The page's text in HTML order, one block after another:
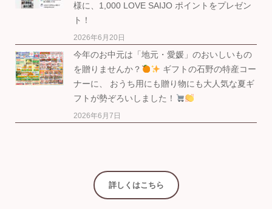
様に、1,000 LOVE SAIJO ポイントをプレゼン
ト！
2026年6月20日
今年のお中元は「地元・愛媛」のおいしいもの
を贈りませんか？
ギフトの石野の特産コー
ナーに、 おうち用にも贈り物にも大人気な夏ギ
フトが勢ぞろいしました！
2026年6月7日
詳しくはこちら